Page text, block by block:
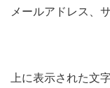
メールアドレス、
上に表示された文